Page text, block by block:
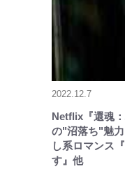
2022.12.7
Netflix『還魂
の"沼落ち"魅
し系ロマンス
す』他